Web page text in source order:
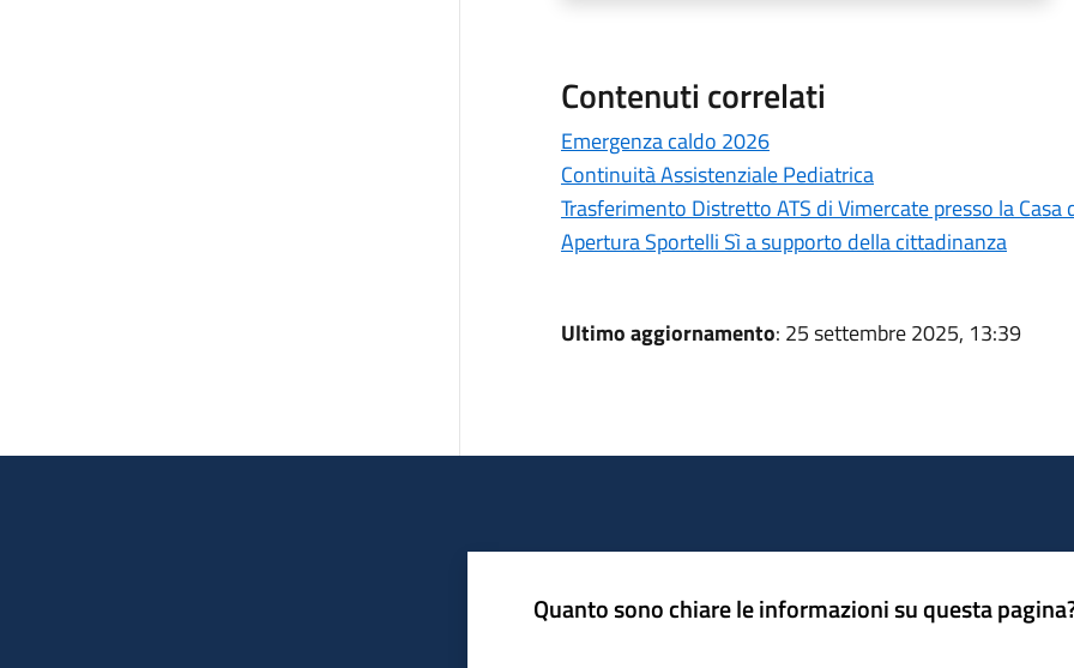
Contenuti correlati
Emergenza caldo 2026
Continuità Assistenziale Pediatrica
Trasferimento Distretto ATS di Vimercate presso la Casa
Apertura Sportelli Sì a supporto della cittadinanza
Ultimo aggiornamento: 25 settembre 2025, 13:39
Quanto sono chiare le informazioni su questa